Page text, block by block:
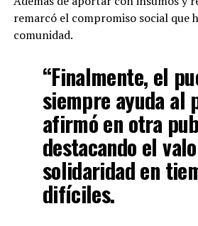
remarcó el compromiso social que
comunidad.
“Finalmente, el
siempre ayuda al
afirmó en otra
destacando el
solidaridad en
difíciles.